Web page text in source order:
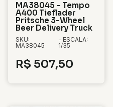
MA38045 – Tempo
A400 Tieflader
Pritsche 3-Wheel
Beer Delivery Truck
SKU:
MA38045
- ESCALA:
1/35
R$ 507,50